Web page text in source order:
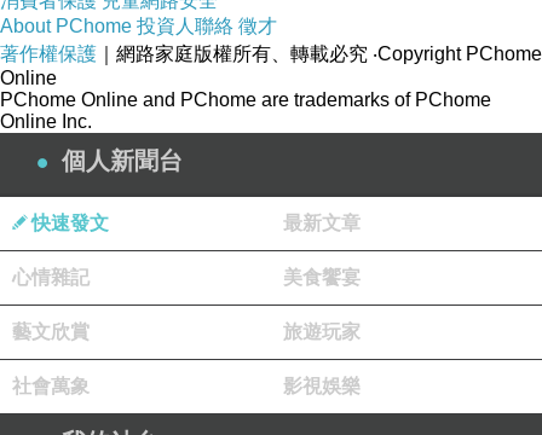
About PChome 投資人聯絡 徵才
著作權保護 ｜網路家庭版權所有、轉載必究 ‧Copyright PChome
Online
PChome Online and PChome are trademarks of PChome
Online Inc.
個人新聞台
快速發文 最新文章
心情雜記 美食饗宴
藝文欣賞 旅遊玩家
社會萬象 影視娛樂